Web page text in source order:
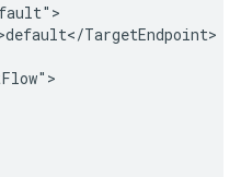
TargetEndpoint>